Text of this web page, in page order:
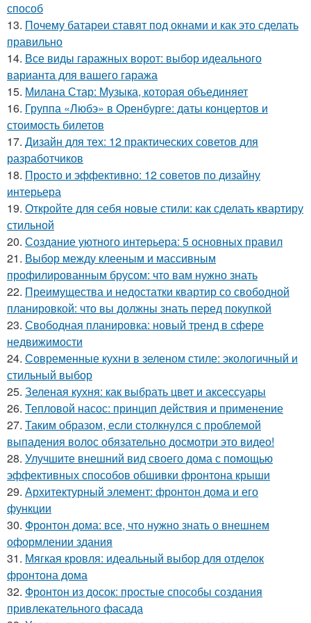
способ
13. Почему батареи ставят под окнами и как это сделать
правильно
14. Все виды гаражных ворот: выбор идеального
варианта для вашего гаража
15. Милана Стар: Музыка, которая объединяет
16. Группа «Любэ» в Оренбурге: даты концертов и
стоимость билетов
17. Дизайн для тех: 12 практических советов для
разработчиков
18. Просто и эффективно: 12 советов по дизайну
интерьера
19. Откройте для себя новые стили: как сделать квартиру
стильной
20. Создание уютного интерьера: 5 основных правил
21. Выбор между клееным и массивным
профилированным брусом: что вам нужно знать
22. Преимущества и недостатки квартир со свободной
планировкой: что вы должны знать перед покупкой
23. Свободная планировка: новый тренд в сфере
недвижимости
24. Современные кухни в зеленом стиле: экологичный и
стильный выбор
25. Зеленая кухня: как выбрать цвет и аксессуары
26. Тепловой насос: принцип действия и применение
27. Таким образом, если столкнулся с проблемой
выпадения волос обязательно досмотри это видео!
28. Улучшите внешний вид своего дома с помощью
эффективных способов обшивки фронтона крыши
29. Архитектурный элемент: фронтон дома и его
функции
30. Фронтон дома: все, что нужно знать о внешнем
оформлении здания
31. Мягкая кровля: идеальный выбор для отделок
фронтона дома
32. Фронтон из досок: простые способы создания
привлекательного фасада